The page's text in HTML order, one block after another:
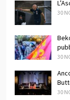
30
30
30